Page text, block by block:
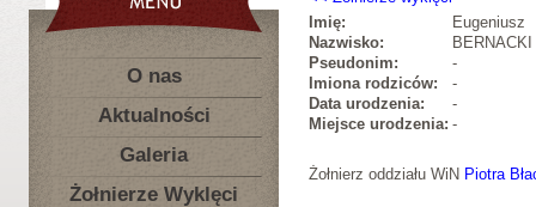
O nas
Aktualności
Galeria
Żołnierze Wyklęci
Imię:
Eugeniusz
Nazwisko:
BERNACKI
Pseudonim:
-
Imiona rodziców:
-
Data urodzenia:
-
Miejsce urodzenia: -
Żołnierz oddziału WiN Piotra